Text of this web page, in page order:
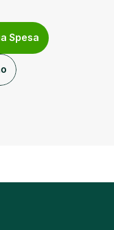
Spesa